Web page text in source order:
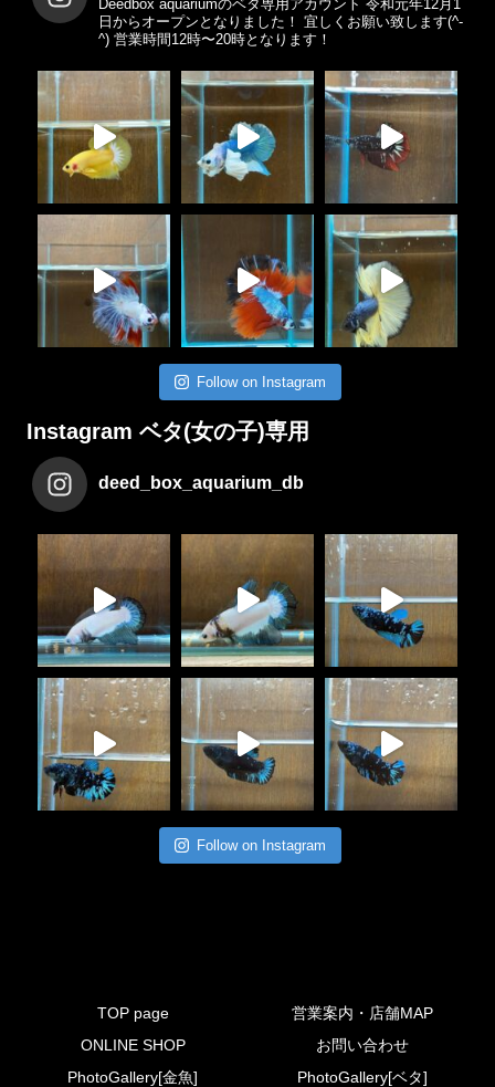
Deedbox aquariumのベタ専用アカウント 令和元年12月1
日からオープンとなりました！ 宜しくお願い致します(^-
^) 営業時間12時〜20時となります！
Follow on Instagram
Instagram ベタ(女の子)専用
deed_box_aquarium_db
Follow on Instagram
TOP page
営業案内・店舗MAP
ONLINE SHOP
お問い合わせ
PhotoGallery[金魚]
PhotoGallery[ベタ]